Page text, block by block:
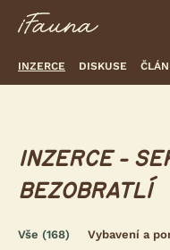
INZERCE DISKUSE
INZERCE -
BEZOBRATLÍ
Vše (168) Vybavení a